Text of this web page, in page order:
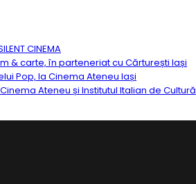
CINEMA
& carte, în parteneriat cu Cărturești Iași
Pop, la Cinema Ateneu Iași
Ateneu și Institutul Italian de Cultură